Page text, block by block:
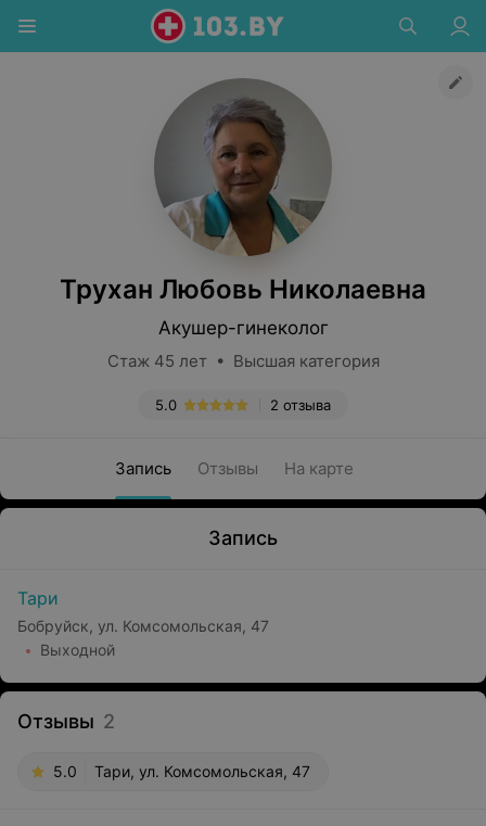
Трухан Любовь Николаевна
Акушер-гинеколог
Стаж 45 лет • Высшая категория
2 отзыва
5.0
Запись Отзывы На карте
Запись
Тари
Бобруйск, ул. Комсомольская, 47
Выходной
Отзывы 2
5.0 Тари, ул. Комсомольская, 47